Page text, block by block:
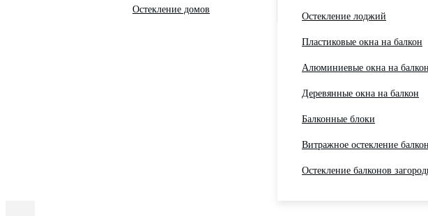
Остекление домов
Остекление лоджий
Пластиковые окна на балкон
Алюминиевые окна на балкон
Деревянные окна на балкон
Балконные блоки
Витражное остекление
Остекление балконов